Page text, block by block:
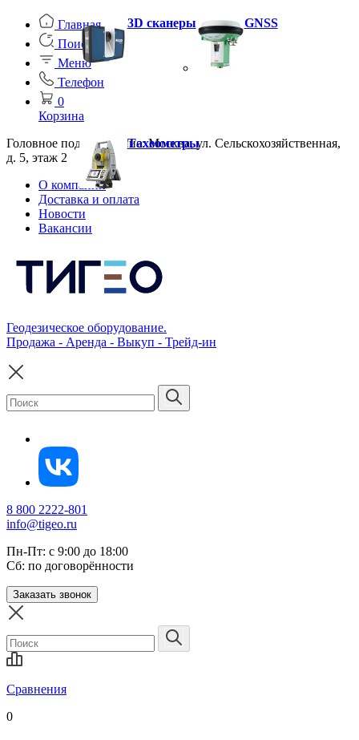
Главная
Поиск
Меню
Телефон
0
Корзина
Головное подразделение: Москва, ул. Сельскохозяйственная,
д. 5, этаж 2
О компании
Доставка и оплата
Новости
Вакансии
Геодезическое оборудование.
Продажа - Аренда - Выкуп - Трейд-ин
8 800 2222-801
info@tigeo.ru
Пн-Пт: с 9:00 до 18:00
Сб: по договорённости
Заказать звонок
Сравнения
0
3D сканеры GNSS
Тахеометры